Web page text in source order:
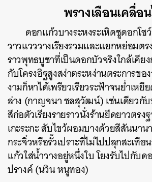
พรางเลือนเคลื่อ
ดอกแก้วบางระหงระเหิดชูดอกโช
วาวแวววางเรียงรวมและแยกหย่อมต
ราวพุทธบูชาที่เป็นดอกบัวจริงใกล้เคีย
กับโครงอิฐสูงสง่าตระหง่านตระการขอ
งามก็หาได้เพรียวเรียวระฟ้าจนย่ำเห
ล่าง (กาญจนา ชลสุวัฒน์) เช่นเดียวกั
สีก่อตัวเรียงรายราวนั่งร้านยืดยาวตรง
เกะระกะ สับไขว้ผอมบางด้วยสีสันนาน
กระจิ๋วหรือรั้วเปราะที่ไม่ไปปลุกสะเทื
แก้วใส่น้ำวางอยู่หนึ่งใบ โยงรับไปกับด
ปรางค์ (นวิน หนูทอง)